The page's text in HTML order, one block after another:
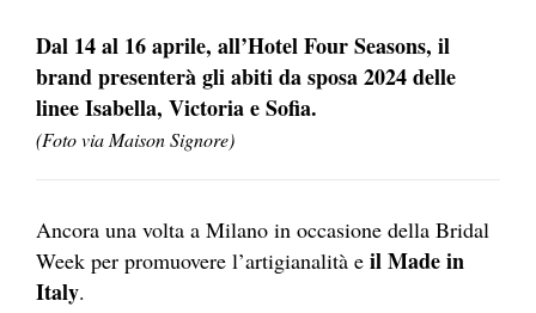
Dal 14 al 16 aprile, all’Hotel Four Seasons, il
brand presenterà gli abiti da sposa 2024 delle
linee Isabella, Victoria e Sofia.
(Foto via Maison Signore)
Ancora una volta a Milano in occasione della Bridal
Week per promuovere l’artigianalità e il Madein
Italy.